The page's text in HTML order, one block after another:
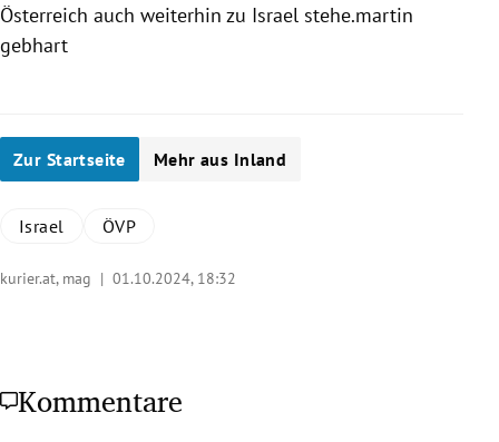
Österreich auch weiterhin zu Israel stehe.martin
gebhart
Zur Startseite Mehr aus Inland
Israel ÖVP
kurier.at, mag | 01.10.2024, 18:32
Kommentare